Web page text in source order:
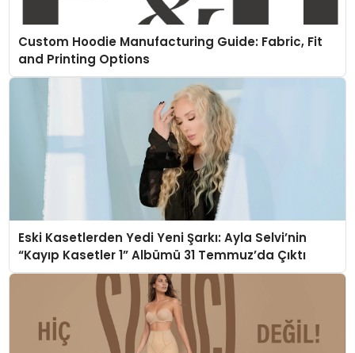
Custom Hoodie Manufacturing Guide: Fabric, Fit
and Printing Options
Eski Kasetlerden Yedi Yeni Şarkı: Ayla Selvi’nin
“Kayıp Kasetler 1” Albümü 31 Temmuz’da Çıktı